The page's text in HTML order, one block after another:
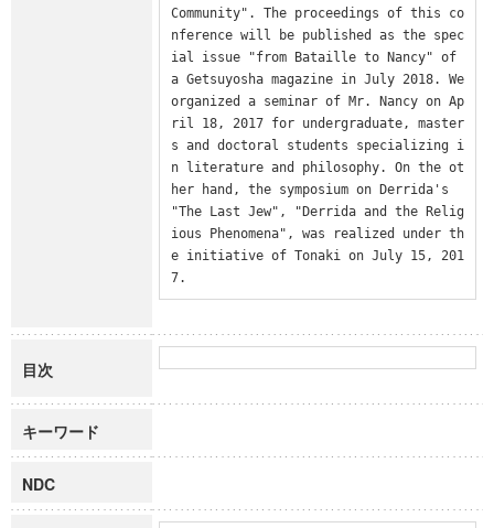
Community". The proceedings of this co
nference will be published as the spec
ial issue "from Bataille to Nancy" of
a Getsuyosha magazine in July 2018. We
organized a seminar of Mr. Nancy on Ap
ril 18, 2017 for undergraduate, master
s and doctoral students specializing i
n literature and philosophy. On the ot
her hand, the symposium on Derrida's
"The Last Jew", "Derrida and the Relig
ious Phenomena", was realized under th
e initiative of Tonaki on July 15, 201
7.
目次
キーワード
NDC